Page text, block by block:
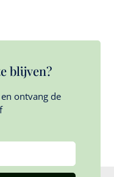
blijven?
ontvang de